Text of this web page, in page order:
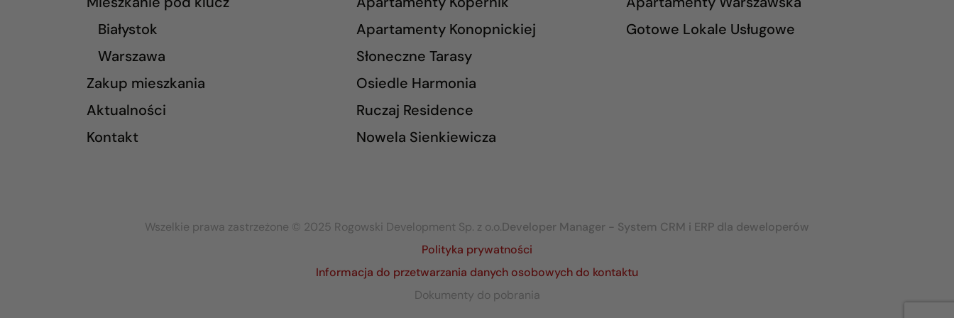
Białystok
Warszawa
Zakup mieszkania
Aktualności
Kontakt
Apartamenty Konopnickiej
Słoneczne Tarasy
Osiedle Harmonia
Ruczaj Residence
Nowela Sienkiewicza
Gotowe Lokale Usługowe
Wszelkie prawa zastrzeżone © 2025 Rogowski Development Sp. z o.o.Developer Manager - System CRM i ERP dla deweloperów
Polityka prywatności
Informacja do przetwarzania danych osobowych do kontaktu
Dokumenty do pobrania